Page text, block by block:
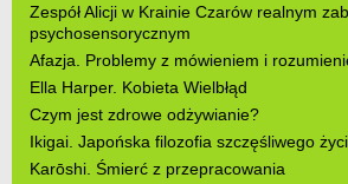
Zespół Alicji w Krainie Czarów realnym
psychosensorycznym
Afazja. Problemy z mówieniem i
Ella Harper. Kobieta Wielbłąd
Czym jest zdrowe odżywianie?
Ikigai. Japońska filozofia szczęśliwego
Karōshi. Śmierć z przepracowania